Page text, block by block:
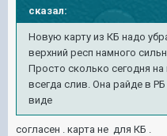
сказал:
Новую карту из КБ надо
верхний респ намного
Просто сколько сегодня на
всегда слив. Она райде в
виде
согласен . карта не для КБ .